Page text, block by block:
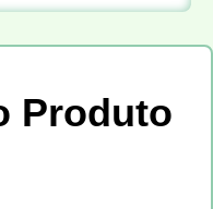
Produto